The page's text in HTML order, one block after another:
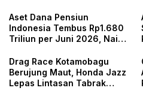
Aset Dana Pensiun
Indonesia Tembus Rp1.680
Triliun per Juni 2026, Naik
Drag Race Kotamobagu
Berujung Maut, Honda Jazz
Lepas Lintasan Tabrak